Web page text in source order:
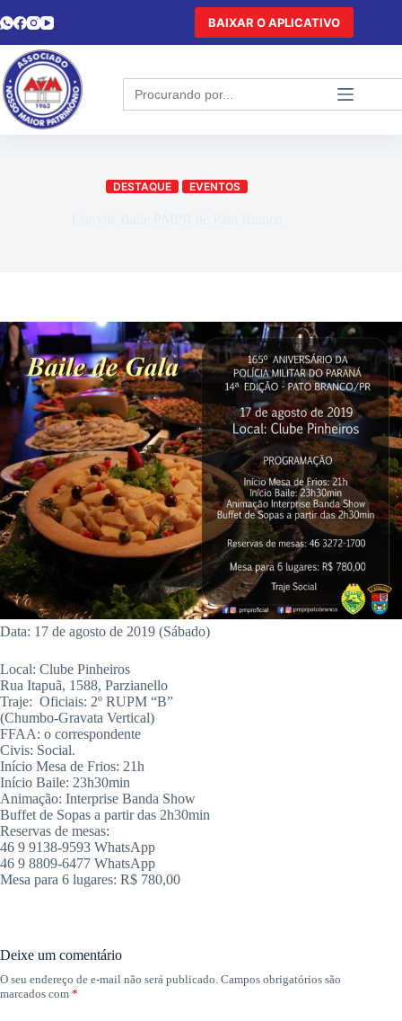
BAIXAR O APLICATIVO
Search
for:
DESTAQUE EVENTOS
Data: 17 de agosto de 2019 (Sábado)
Local: Clube Pinheiros
Rua Itapuã, 1588, Parzianello
Traje: Oficiais: 2º RUPM “B”
(Chumbo-Gravata Vertical)
FFAA: o correspondente
Civis: Social.
Início Mesa de Frios: 21h
Início Baile: 23h30min
Animação: Interprise Banda Show
Buffet de Sopas a partir das 2h30min
Reservas de mesas:
46 9 9138-9593 WhatsApp
46 9 8809-6477 WhatsApp
Mesa para 6 lugares: R$ 780,00
Deixe um comentário
O seu endereço de e-mail não será publicado. Campos obrigatórios são
marcados com *